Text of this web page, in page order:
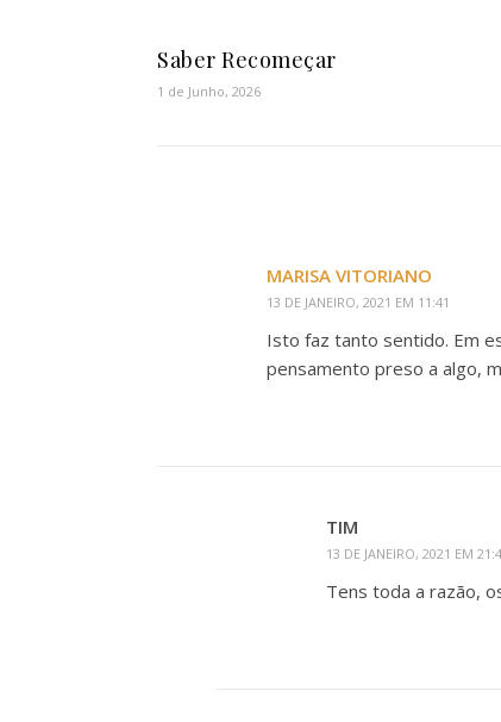
Saber Recomeçar
1 de Junho, 2026
MARISA VITORIANO
13 DE JANEIRO, 2021 EM 11:41
Isto faz tanto sentido. Em
pensamento preso a algo,
TIM
13 DE JANEIRO, 2021 EM
Tens toda a razão,